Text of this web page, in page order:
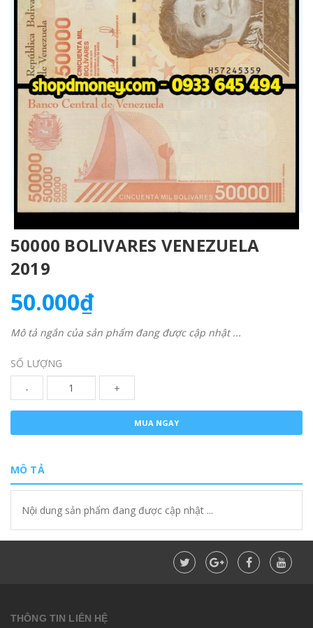
50000 BOLIVARES VENEZUELA
2019
50.000₫
Mô tả ngắn của sản phẩm đang được cập nhật ...
SỐ LƯỢNG
-
+
MUA NGAY
MÔ TẢ
Nội dung sản phẩm đang được cập nhật ...
THÔNG TIN LIÊN HỆ